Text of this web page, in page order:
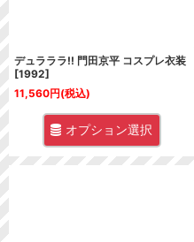
デュラララ!! 門田京平 コスプレ衣装
[1992]
11,560円(税込)
オプション選択